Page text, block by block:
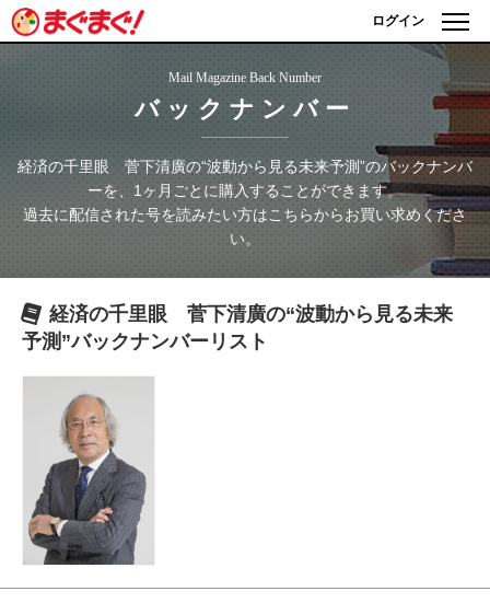
ログイン
Mail Magazine Back Number
バックナンバー
経済の千里眼 菅下清廣の“波動から見る未来予測”のバックナンバ
ーを、1ヶ月ごとに購入することができます。
過去に配信された号を読みたい方はこちらからお買い求めくださ
い。
経済の千里眼 菅下清廣の“波動から見る未来
予測”バックナンバーリスト